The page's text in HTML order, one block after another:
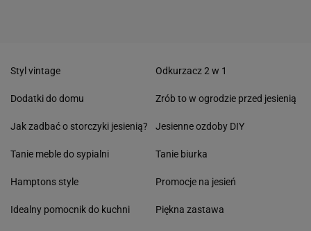
Styl vintage
Dodatki do domu
Jak zadbać o storczyki jesienią?
Tanie meble do sypialni
Hamptons style
Idealny pomocnik do kuchni
Odkurzacz 2 w 1
Zrób to w ogrodzie przed jesienią
Jesienne ozdoby DIY
Tanie biurka
Promocje na jesień
Piękna zastawa